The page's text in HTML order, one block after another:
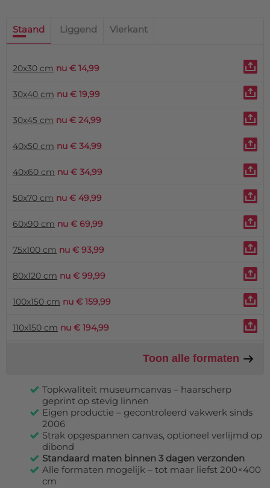
Staand Liggend Vierkant
20x30 cm nu € 14,99
30x40 cm nu € 19,99
30x45 cm nu € 24,99
40x50 cm nu € 34,99
40x60 cm nu € 34,99
50x70 cm nu € 49,99
60x90 cm nu € 69,99
75x100 cm nu € 93,99
80x120 cm nu € 99,99
100x150 cm nu € 159,99
110x150 cm nu € 194,99
Toon alle formaten
Topkwaliteit museumcanvas – haarscherp
geprint op stevig linnen
Eigen productie – gecontroleerd vakwerk sinds
2006
Strak opgespannen canvas, optioneel verlijmd op
dibond
Standaard maten binnen 3 dagen verzonden
Alle formaten mogelijk – tot maar liefst 200×400
cm